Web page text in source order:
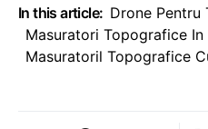
In this article: Drone Pentru
Masuratori Topografice In
Masuratoril Topografice